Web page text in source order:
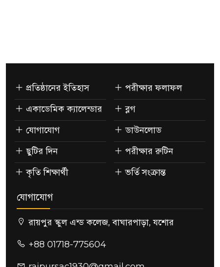
প্রতিষ্ঠানের ইতিহাস
একাডেমিক ক্যালেন্ডার
যোগাযোগ
ছুটির দিন
কৃতি শিক্ষার্থী
পরীক্ষার ফলাফল
ব্লগ
ডাউনলোড
পরীক্ষার রুটিন
ভর্তি সংক্রান্ত
যোগাযোগ
রায়পুর স্কুল এন্ড কলেজ, বাঘারপাড়া, যশোর
+88 01718-775604